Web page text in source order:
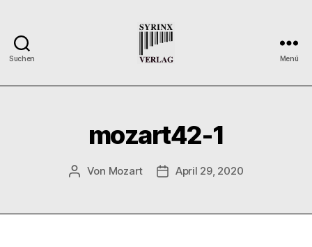
Suchen
Verlag
Verlag
der
Flötisten
Menü
mozart42-1
Beitragsautor
Von Mozart Veröffentlichungsdatum
April 29, 2020